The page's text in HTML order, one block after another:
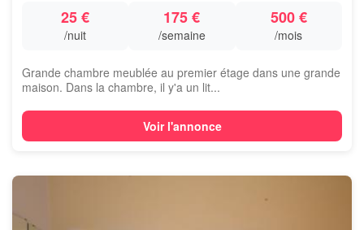
25 €
/nuit
175 €
/semaine
500 €
/mois
Grande chambre meublée au premier étage dans une grande
maison. Dans la chambre, il y'a un lit...
Voir l'annonce